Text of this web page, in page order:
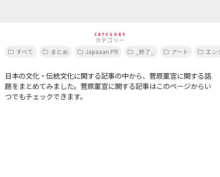
CATEGORY
カテゴリー
すべて
まとめ Japaaan PR _終了_ アート エン
日本の文化・伝統文化に関する記事の中から、菅原菫宣に関する話
題をまとめてみました。菅原菫宣に関する記事はこのページからい
つでもチェックできます。